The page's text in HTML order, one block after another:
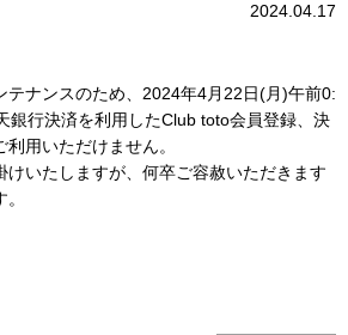
2024.04.17
テナンスのため、2024年4月22日(月)午前0:
銀行決済を利用したClub toto会員登録、決
用いただけません。
けいたしますが、何卒ご容赦いただきます